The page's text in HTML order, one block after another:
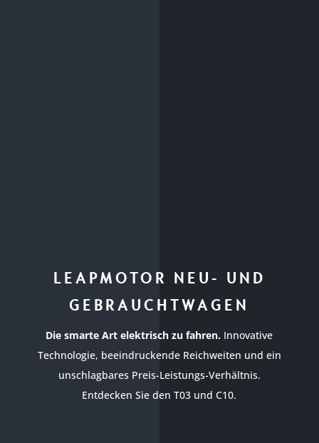
LEAPMOTOR NEU- UND
GEBRAUCHTWAGEN
Die smarte Art elektrisch zu fahren. Innovative
Technologie, beeindruckende Reichweiten und ein
unschlagbares Preis-Leistungs-Verhältnis.
Entdecken Sie den T03 und C10.